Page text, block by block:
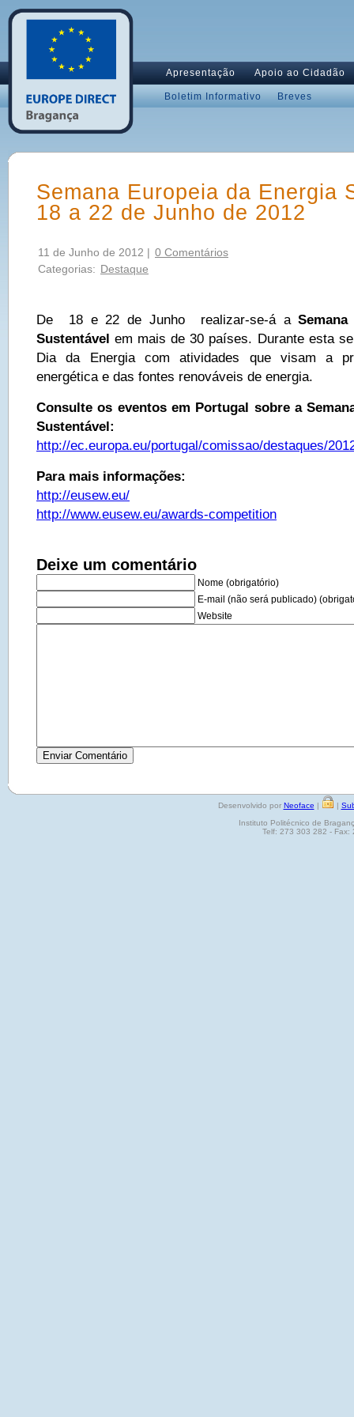
Apresentação Apoio ao Cidadão
Boletim Informativo Breves
Semana Europeia da Energia
18 a 22 de Junho de 2012
11 de Junho de 2012 | 0 Comentários
Categorias: Destaque
De 18 e 22 de Junho realizar-se-á a
Sustentável em mais de 30 países. Durante esta
Dia da Energia com atividades que visam a
energética e das fontes renováveis de energia.
Consulte os eventos em Portugal sobre a
Sustentável:
http://ec.europa.eu/portugal/comissao/destaques/
Para mais informações:
http://eusew.eu/
http://www.eusew.eu/awards-competition
Deixe um comentário
Nome (obrigatório)
E-mail (não será publicado)
Website
Desenvolvido por Neoface | |
Instituto Politécnico de
Telf: 273 303 282 - Fax: